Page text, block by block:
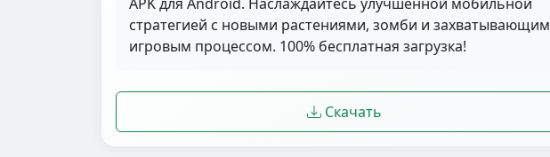
стратегией с новыми растениями, зомби и захватывающим
игровым процессом. 100% бесплатная загрузка!
Скачать